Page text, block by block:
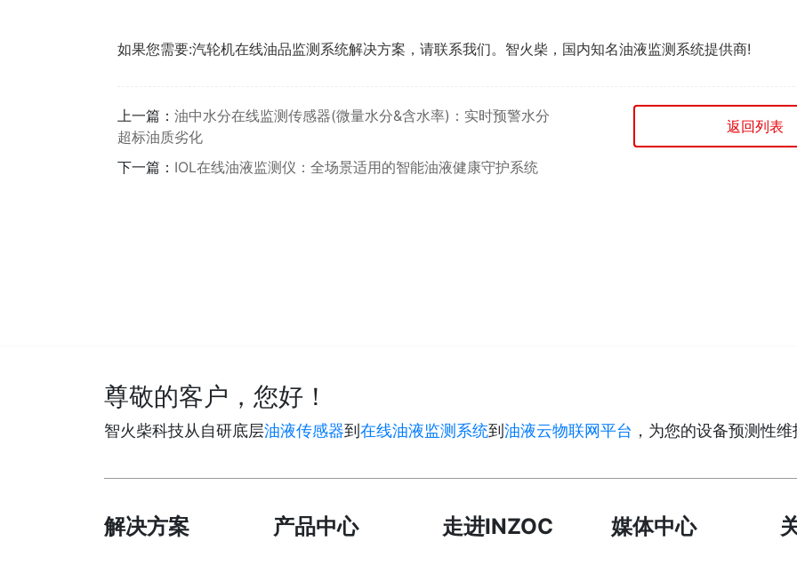
如果您需要:汽轮机在线油品监测系统解决方案，请联系我们。智火柴，国内知名油液监测系统提供商!
上一篇： 油中水分在线监测传感器(微量水分&含水率)：实时预警水分
超标油质劣化
下一篇： IOL在线油液监测仪：全场景适用的智能油液健康守护系统
返回列表
尊敬的客户，您好！
智火柴科技从自研底层油液传感器到 在线油液监测系统到 油液云物联网平台 ，为您的设备预测性
解决方案 产品中心 走进INZOC 媒体中心